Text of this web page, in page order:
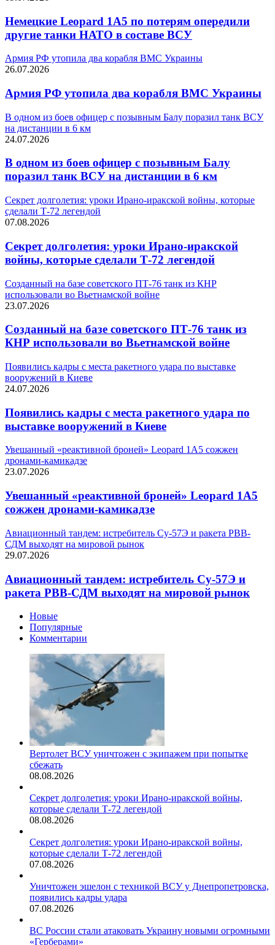
Немецкие Leopard 1A5 по потерям опередили
другие танки НАТО в составе ВСУ
Армия РФ утопила два корабля ВМС Украины
26.07.2026
Армия РФ утопила два корабля ВМС Украины
В одном из боев офицер с позывным Балу поразил танк ВСУ
на дистанции в 6 км
24.07.2026
В одном из боев офицер с позывным Балу
поразил танк ВСУ на дистанции в 6 км
Секрет долголетия: уроки Ирано-иракской войны, которые
сделали Т-72 легендой
07.08.2026
Секрет долголетия: уроки Ирано-иракской
войны, которые сделали Т-72 легендой
Созданный на базе советского ПТ-76 танк из КНР
использовали во Вьетнамской войне
23.07.2026
Созданный на базе советского ПТ-76 танк из
КНР использовали во Вьетнамской войне
Появились кадры с места ракетного удара по выставке
вооружений в Киеве
24.07.2026
Появились кадры с места ракетного удара по
выставке вооружений в Киеве
Увешанный «реактивной броней» Leopard 1A5 сожжен
дронами-камикадзе
23.07.2026
Увешанный «реактивной броней» Leopard 1A5
сожжен дронами-камикадзе
Авиационный тандем: истребитель Су-57Э и ракета РВВ-
СДМ выходят на мировой рынок
29.07.2026
Авиационный тандем: истребитель Су-57Э и
ракета РВВ-СДМ выходят на мировой рынок
Новые
Популярные
Комментарии
Вертолет ВСУ уничтожен с экипажем при попытке
сбежать
08.08.2026
Секрет долголетия: уроки Ирано-иракской войны,
которые сделали Т-72 легендой
08.08.2026
Секрет долголетия: уроки Ирано-иракской войны,
которые сделали Т-72 легендой
07.08.2026
Уничтожен эшелон с техникой ВСУ у Днепропетровска,
появились кадры удара
07.08.2026
ВС России стали атаковать Украину новыми огромными
«Герберами»